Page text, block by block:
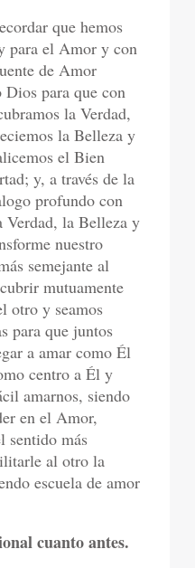
que hemos
para el Amor y con
de Amor
para que con
la Verdad,
la Belleza y
el Bien
y, a través de la
profundo con
la Belleza y
nuestro
semejante al
mutuamente
otro y seamos
para que juntos
a amar como Él
centro a Él y
amarnos, siendo
en el Amor,
sentido más
al otro la
escuela de amor
cuanto antes.